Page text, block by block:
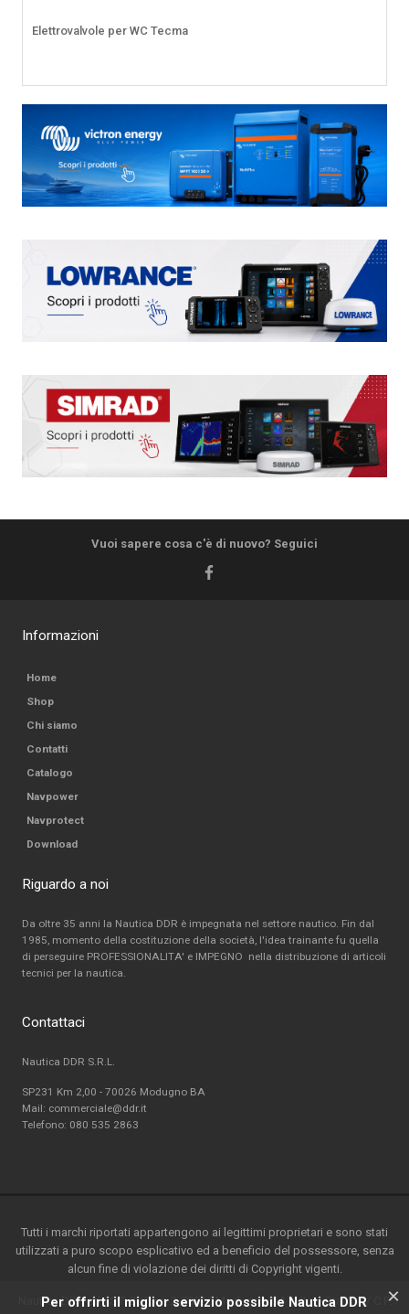
Per offrirti il miglior servizio possibile Nautica DDR ×
Elettrovalvole per WC Tecma
Vuoi sapere cosa c'è di nuovo? Seguici
Informazioni
Home
Shop
Chi siamo
Contatti
Catalogo
Navpower
Navprotect
Download
Riguardo a noi
Da oltre 35 anni la Nautica DDR è impegnata nel settore nautico. Fin dal
1985, momento della costituzione della società, l'idea trainante fu quella
di perseguire PROFESSIONALITA' e IMPEGNO nella distribuzione di articoli
tecnici per la nautica.
Contattaci
Nautica DDR S.R.L.
SP231 Km 2,00 - 70026 Modugno BA
Mail: commerciale@ddr.it
Telefono: 080 535 2863
Tutti i marchi riportati appartengono ai legittimi proprietari e sono stati
utilizzati a puro scopo esplicativo ed a beneficio del possessore, senza
alcun fine di violazione dei diritti di Copyright vigenti.
Nautica DDR srl - S.P. 231 km.2-70026 Modugno(BA) - Italy-P.ta IVA / C.F.